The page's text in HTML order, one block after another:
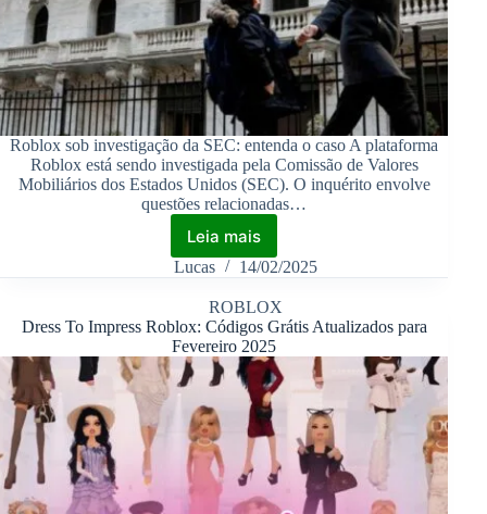
Roblox sob investigação da SEC: entenda o caso A plataforma
Roblox está sendo investigada pela Comissão de Valores
Mobiliários dos Estados Unidos (SEC). O inquérito envolve
questões relacionadas…
Leia mais
Lucas 14/02/2025
ROBLOX
Dress To Impress Roblox: Códigos Grátis Atualizados para
Fevereiro 2025